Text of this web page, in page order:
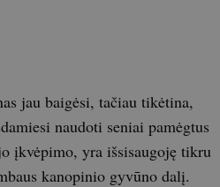
jau baigėsi, tačiau tikėtina,
naudoti seniai pamėgtus
įkvėpimo, yra išsisaugoję tikru
kanopinio gyvūno dalį.